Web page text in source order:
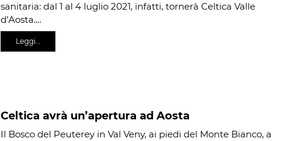
sanitaria: dal 1 al 4 luglio 2021, infatti, tornerà Celtica Valle
d’Aosta.…
Leggi…
Celtica avrà un’apertura ad Aosta
Il Bosco del Peuterey in Val Veny, ai piedi del Monte Bianco, a